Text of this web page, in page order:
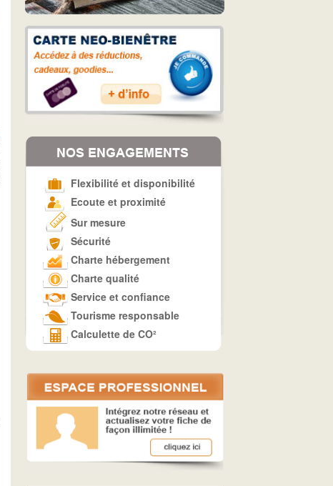
Flexibilité et disponibilité
Ecoute et proximité
Sur mesure
Sécurité
Charte hébergement
Charte qualité
Service et confiance
Tourisme responsable
Calculette de CO²